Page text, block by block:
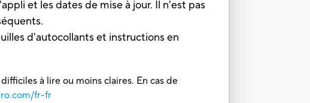
et les dates de mise à jour. Il n'est pas
d'autocollants et instructions en
à lire ou moins claires. En cas de
fr-fr